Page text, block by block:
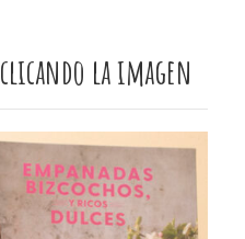
clicando la imagen